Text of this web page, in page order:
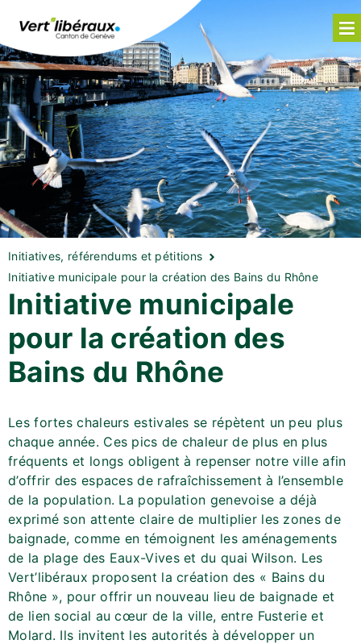
Initiatives, référendums et pétitions
Initiative municipale pour la création des Bains du Rhône
Initiative municipale
pour la création des
Bains du Rhône
Les fortes chaleurs estivales se répètent un peu plus
chaque année. Ces pics de chaleur de plus en plus
fréquents et longs obligent à repenser notre ville afin
d’offrir des espaces de rafraîchissement à l’ensemble
de la population. La population genevoise a déjà
exprimé son attente claire de multiplier les zones de
baignade, comme en témoignent les aménagements
de la plage des Eaux-Vives et du quai Wilson. Les
Vert’libéraux proposent la création des « Bains du
Rhône », pour offrir un nouveau lieu de baignade et
de lien social au cœur de la ville, entre Fusterie et
Molard. Ils invitent les autorités à développer un